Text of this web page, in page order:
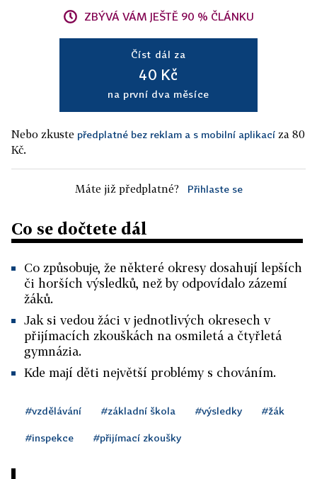
ZBÝVÁ VÁM JEŠTĚ 90 % ČLÁNKU
Číst dál za
40 Kč
na první dva měsíce
Nebo zkuste předplatné bez reklam a s mobilní aplikací za 80
Kč.
Máte již předplatné? Přihlaste se
Co se dočtete dál
Co způsobuje, že některé okresy dosahují lepších
či horších výsledků, než by odpovídalo zázemí
žáků.
Jak si vedou žáci v jednotlivých okresech v
přijímacích zkouškách na osmiletá a čtyřletá
gymnázia.
Kde mají děti největší problémy s chováním.
#vzdělávání #základní škola #výsledky #žák
#inspekce #přijímací zkoušky